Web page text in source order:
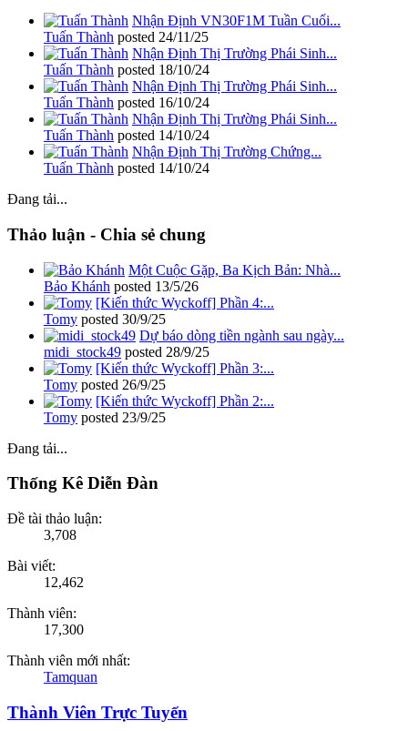
Nhận Định VN30F1M Tuần Cuối...
Tuấn Thành posted 24/11/25
Nhận Định Thị Trường Phái Sinh...
Tuấn Thành posted 18/10/24
Nhận Định Thị Trường Phái Sinh...
Tuấn Thành posted 16/10/24
Nhận Định Thị Trường Phái Sinh...
Tuấn Thành posted 14/10/24
Nhận Định Thị Trường Chứng...
Tuấn Thành posted 14/10/24
Đang tải...
Thảo luận - Chia sẻ chung
Một Cuộc Gặp, Ba Kịch Bản: Nhà...
Bảo Khánh posted 13/5/26
[Kiến thức Wyckoff] Phần 4:...
Tomy posted 30/9/25
Dự báo dòng tiền ngành sau ngày...
midi_stock49 posted 28/9/25
[Kiến thức Wyckoff] Phần 3:...
Tomy posted 26/9/25
[Kiến thức Wyckoff] Phần 2:...
Tomy posted 23/9/25
Đang tải...
Thống Kê Diễn Đàn
Đề tài thảo luận:
3,708
Bài viết:
12,462
Thành viên:
17,300
Thành viên mới nhất:
Tamquan
Thành Viên Trực Tuyến